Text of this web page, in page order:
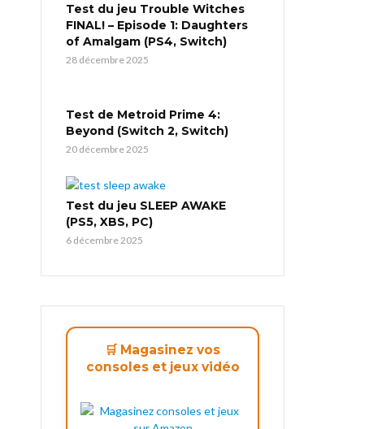
Test du jeu Trouble Witches
FINAL! – Episode 1: Daughters
of Amalgam (PS4, Switch)
28 décembre 2025
Test de Metroid Prime 4:
Beyond (Switch 2, Switch)
20 décembre 2025
Test du jeu SLEEP AWAKE
(PS5, XBS, PC)
6 décembre 2025
🛒 Magasinez vos
consoles et jeux vidéo